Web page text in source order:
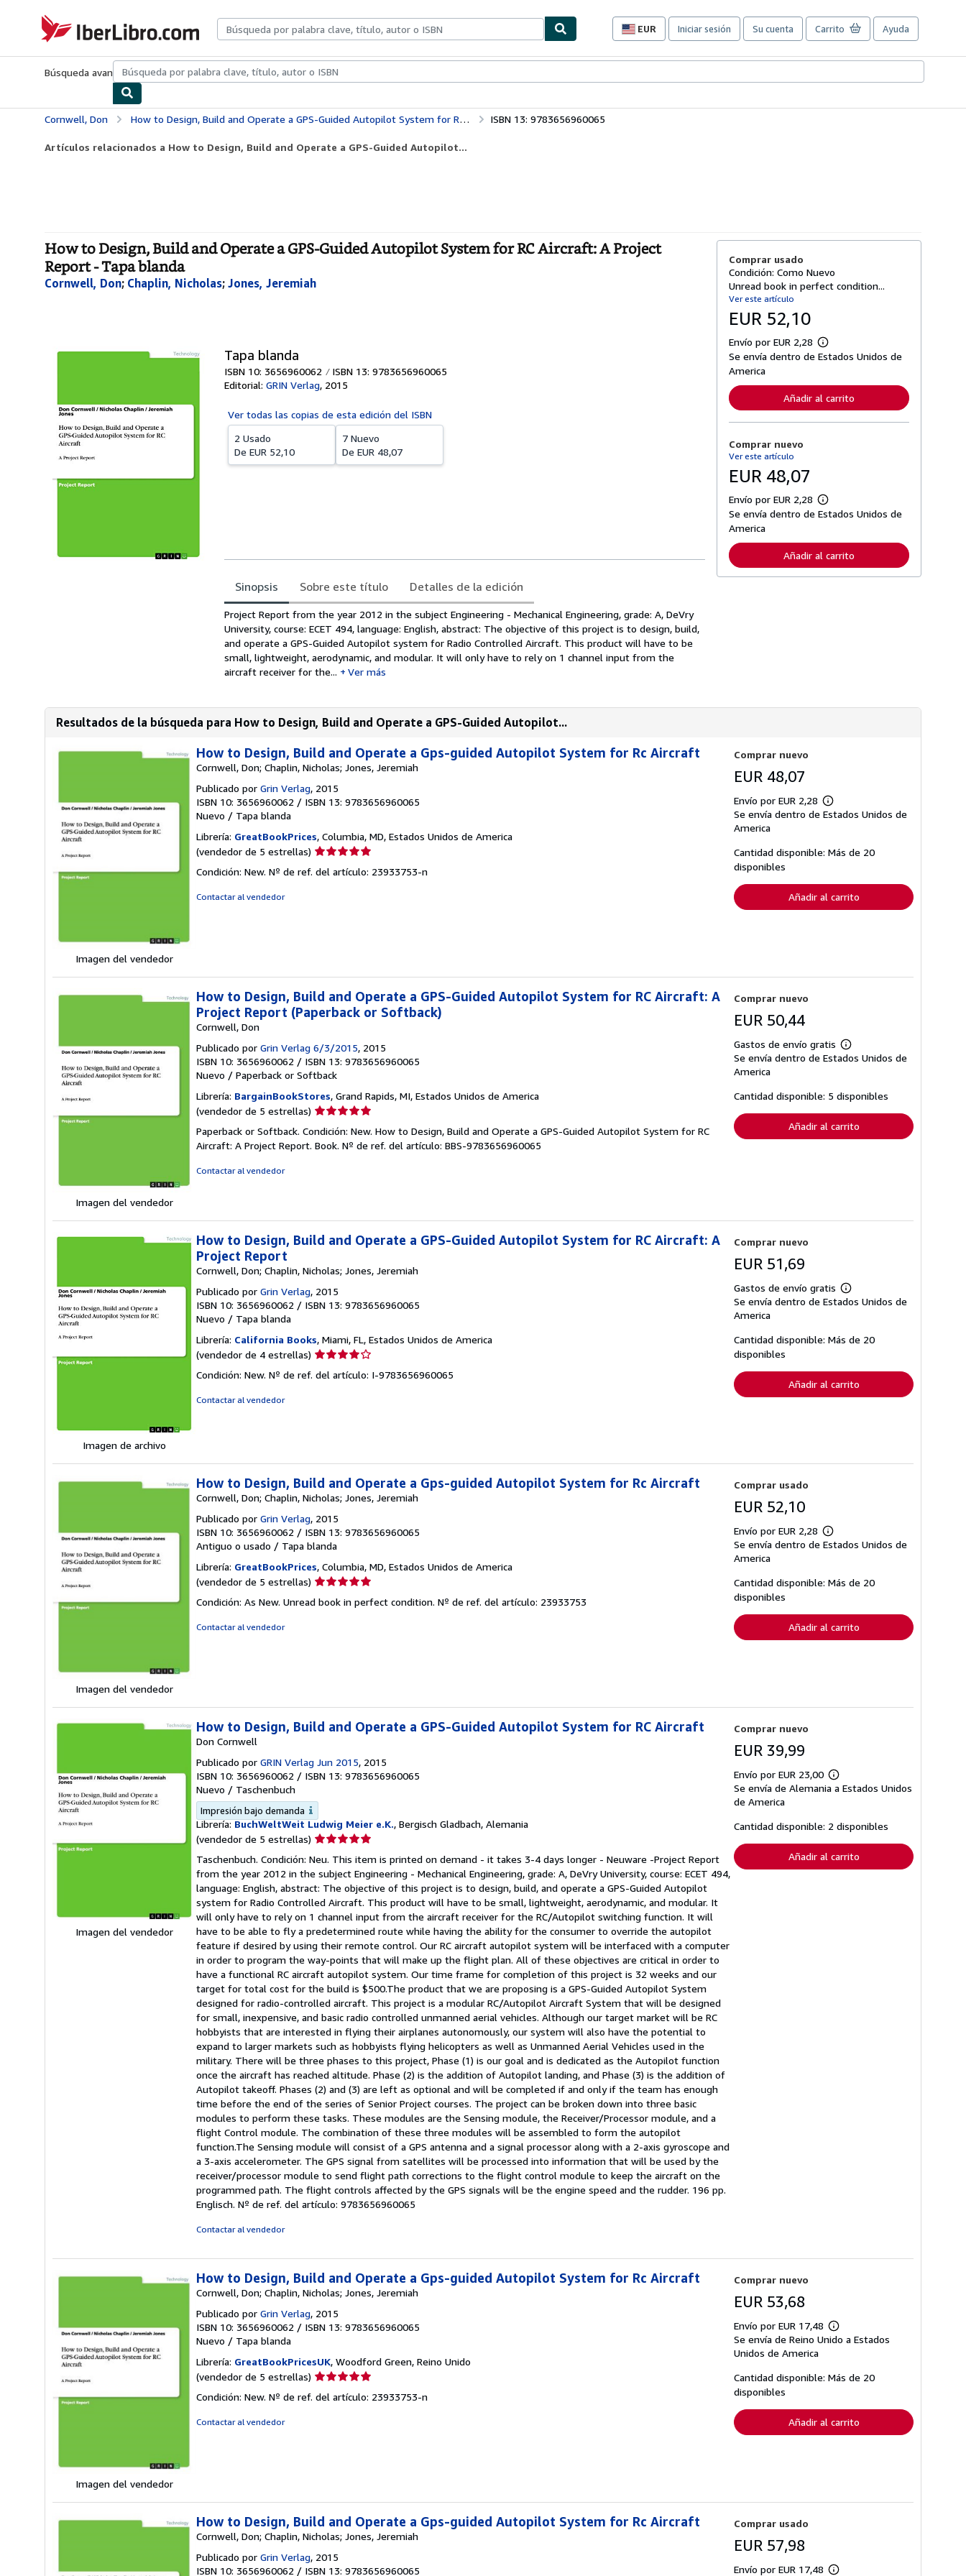
IberLibro.com
EUR
Preferencias
compra
sitio.
Iniciar sesión Su cuenta Carrito Ayuda
Búsqueda avanzadaColecciones Libros antiguosArte y coleccionismo
Cornwell, Don How to Design, Build and Operate a GPS-Guided Autopilot System for RC Aircraft: A Project Report ISBN 13: 9783656960065
Artículos relacionados a How to Design, Build and Operate a GPS-Guided Autopilot...
How to Design, Build and Operate a GPS-Guided Autopilot System for RC Aircraft: A Project
Report - Tapa blanda
Cornwell, Don; Chaplin, Nicholas; Jones, Jeremiah
Tapa blanda
ISBN 10: 3656960062
ISBN 13: 9783656960065
Editorial: GRIN Verlag, 2015
Ver todas las copias de esta edición del ISBN
2 Usado
De EUR 52,10
7 Nuevo
De EUR 48,07
Sinopsis Sobre este título Detalles de la edición
Sinopsis
Project Report from the year 2012 in the subject Engineering - Mechanical Engineering, grade: A, DeVry
University, course: ECET 494, language: English, abstract: The objective of this project is to design, build,
and operate a GPS-Guided Autopilot system for Radio Controlled Aircraft. This product will have to be
small, lightweight, aerodynamic, and modular. It will only have to rely on 1 channel input from the
aircraft receiver for the...
Ver más
Comprar usado
Condición: Como Nuevo
Unread book in perfect condition...
Ver este artículo
EUR 52,10
Envío por EUR 2,28
M
á
f
o
r
s
o
b
e
l
a
Se envía dentro de Estados Unidos de
America
Añadir al carrito
Comprar nuevo
Ver este artículo
EUR 48,07
Envío por EUR 2,28
M
á
f
o
r
l
a
s
d
n
v
Se envía dentro de Estados Unidos de
America
Añadir al carrito
Resultados de la búsqueda para How to Design, Build and Operate a GPS-Guided Autopilot...
Imagen del vendedor
How to Design, Build and Operate a Gps-guided Autopilot System for Rc Aircraft
Cornwell, Don; Chaplin, Nicholas; Jones, Jeremiah
Publicado por Grin Verlag, 2015
ISBN 10: 3656960062 / ISBN 13: 9783656960065
Nuevo / Tapa blanda
Librería: GreatBookPrices, Columbia, MD, Estados Unidos de America
(vendedor de 5 estrellas) Calificación
vendedor:
Condición: New. Nº de ref. del artículo: 23933753-n
Contactar al vendedor
Comprar nuevo
EUR 48,07
Envío por EUR 2,28
Más
información
tarifas
de
Se envía dentro de Estados Unidos de
America
Cantidad disponible: Más de 20
disponibles
Añadir al carrito
Imagen del vendedor
How to Design, Build and Operate a GPS-Guided Autopilot System for RC Aircraft: A
Project Report (Paperback or Softback)
Cornwell, Don
Publicado por Grin Verlag 6/3/2015, 2015
ISBN 10: 3656960062 / ISBN 13: 9783656960065
Nuevo / Paperback or Softback
Librería: BargainBookStores, Grand Rapids, MI, Estados Unidos de America
(vendedor de 5 estrellas) Calificación
vendedor:
5
Paperback or Softback. Condición: New. How to Design, Build and Operate a GPS-Guided Autopilot System for RC
Aircraft: A Project Report. Book. Nº de ref. del artículo: BBS-9783656960065
Contactar al vendedor
Comprar nuevo
EUR 50,44
Gastos de envío gratis
Más
información
tarifas
de
envío
Se envía dentro de Estados Unidos de
America
Cantidad disponible: 5 disponibles
Añadir al carrito
Imagen de archivo
How to Design, Build and Operate a GPS-Guided Autopilot System for RC Aircraft: A
Project Report
Cornwell, Don; Chaplin, Nicholas; Jones, Jeremiah
Publicado por Grin Verlag, 2015
ISBN 10: 3656960062 / ISBN 13: 9783656960065
Nuevo / Tapa blanda
Librería: California Books, Miami, FL, Estados Unidos de America
(vendedor de 4 estrellas) Calificación
vendedor:
Condición: New. Nº de ref. del artículo: I-9783656960065
Contactar al vendedor
Comprar nuevo
EUR 51,69
Gastos de envío gratis
Más
información
tarifas
de
Se envía dentro de Estados Unidos de
America
Cantidad disponible: Más de 20
disponibles
Añadir al carrito
Imagen del vendedor
How to Design, Build and Operate a Gps-guided Autopilot System for Rc Aircraft
Cornwell, Don; Chaplin, Nicholas; Jones, Jeremiah
Publicado por Grin Verlag, 2015
ISBN 10: 3656960062 / ISBN 13: 9783656960065
Antiguo o usado / Tapa blanda
Librería: GreatBookPrices, Columbia, MD, Estados Unidos de America
(vendedor de 5 estrellas) Calificación
vendedor:
Condición: As New. Unread book in perfect condition. Nº de ref. del artículo: 23933753
Contactar al vendedor
Comprar usado
EUR 52,10
Envío por EUR 2,28
Más
información
tarifas
de
Se envía dentro de Estados Unidos de
America
Cantidad disponible: Más de 20
disponibles
Añadir al carrito
Imagen del vendedor
How to Design, Build and Operate a GPS-Guided Autopilot System for RC Aircraft
Don Cornwell
Publicado por GRIN Verlag Jun 2015, 2015
ISBN 10: 3656960062 / ISBN 13: 9783656960065
Nuevo / Taschenbuch
Impresión bajo demanda
Librería: BuchWeltWeit Ludwig Meier e.K., Bergisch Gladbach, Alemania
(vendedor de 5 estrellas) Calificación
vendedor:
5
de
5
estrellas
Taschenbuch. Condición: Neu. This item is printed on demand - it takes 3-4 days longer - Neuware -Project Report
from the year 2012 in the subject Engineering - Mechanical Engineering, grade: A, DeVry University, course: ECET 494,
language: English, abstract: The objective of this project is to design, build, and operate a GPS-Guided Autopilot
system for Radio Controlled Aircraft. This product will have to be small, lightweight, aerodynamic, and modular. It
will only have to rely on 1 channel input from the aircraft receiver for the RC/Autopilot switching function. It will
have to be able to fly a predetermined route while having the ability for the consumer to override the autopilot
feature if desired by using their remote control. Our RC aircraft autopilot system will be interfaced with a computer
in order to program the way-points that will make up the flight plan. All of these objectives are critical in order to
have a functional RC aircraft autopilot system. Our time frame for completion of this project is 32 weeks and our
target for total cost for the build is $500.The product that we are proposing is a GPS-Guided Autopilot System
designed for radio-controlled aircraft. This project is a modular RC/Autopilot Aircraft System that will be designed
for small, inexpensive, and basic radio controlled unmanned aerial vehicles. Although our target market will be RC
hobbyists that are interested in flying their airplanes autonomously, our system will also have the potential to
expand to larger markets such as hobbyists flying helicopters as well as Unmanned Aerial Vehicles used in the
military. There will be three phases to this project, Phase (1) is our goal and is dedicated as the Autopilot function
once the aircraft has reached altitude. Phase (2) is the addition of Autopilot landing, and Phase (3) is the addition of
Autopilot takeoff. Phases (2) and (3) are left as optional and will be completed if and only if the team has enough
time before the end of the series of Senior Project courses. The project can be broken down into three basic
modules to perform these tasks. These modules are the Sensing module, the Receiver/Processor module, and a
flight Control module. The combination of these three modules will be assembled to form the autopilot
function.The Sensing module will consist of a GPS antenna and a signal processor along with a 2-axis gyroscope and
a 3-axis accelerometer. The GPS signal from satellites will be processed into information that will be used by the
receiver/processor module to send flight path corrections to the flight control module to keep the aircraft on the
programmed path. The flight controls affected by the GPS signals will be the engine speed and the rudder. 196 pp.
Englisch. Nº de ref. del artículo: 9783656960065
Contactar al vendedor
Comprar nuevo
EUR 39,99
Envío por EUR 23,00
Más
información
tarifas
de
envío
Se envía de Alemania a Estados Unidos
de America
Cantidad disponible: 2 disponibles
Añadir al carrito
Imagen del vendedor
How to Design, Build and Operate a Gps-guided Autopilot System for Rc Aircraft
Cornwell, Don; Chaplin, Nicholas; Jones, Jeremiah
Publicado por Grin Verlag, 2015
ISBN 10: 3656960062 / ISBN 13: 9783656960065
Nuevo / Tapa blanda
Librería: GreatBookPricesUK, Woodford Green, Reino Unido
(vendedor de 5 estrellas) Calificación
vendedor:
Condición: New. Nº de ref. del artículo: 23933753-n
Contactar al vendedor
Comprar nuevo
EUR 53,68
Envío por EUR 17,48
Más
información
tarifas
de
Se envía de Reino Unido a Estados
Unidos de America
Cantidad disponible: Más de 20
disponibles
Añadir al carrito
How to Design, Build and Operate a Gps-guided Autopilot System for Rc Aircraft
Cornwell, Don; Chaplin, Nicholas; Jones, Jeremiah
Publicado por Grin Verlag, 2015
ISBN 10: 3656960062 / ISBN 13: 9783656960065
Comprar usado
EUR 57,98
Envío por EUR 17,48